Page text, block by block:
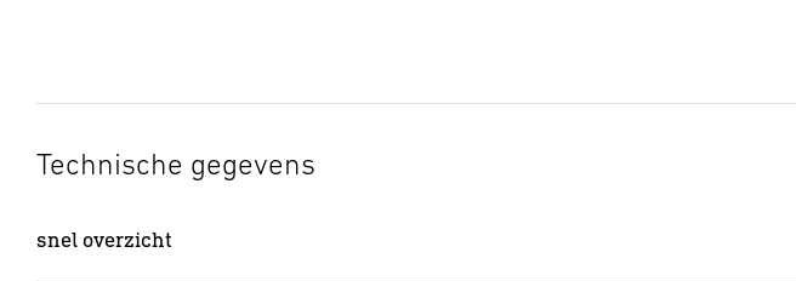
Technische gegevens
snel overzicht